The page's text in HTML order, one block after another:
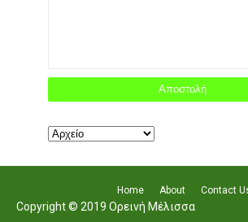
Home About Contact
Copyright © 2019 Ορεινή Μέλισσα